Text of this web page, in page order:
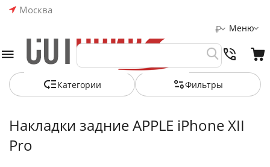
Москва
Меню
₽
Категории Фильтры
Накладки задние APPLE iPhone XII
Pro